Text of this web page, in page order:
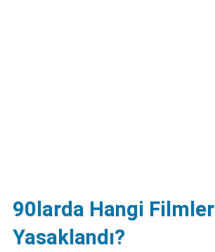
90larda Hangi Filmler
Yasaklandı?